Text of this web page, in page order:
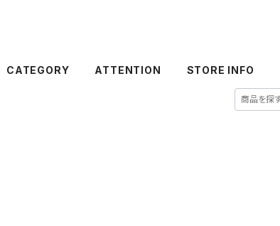
CATEGORY ATTENTION STORE INFO